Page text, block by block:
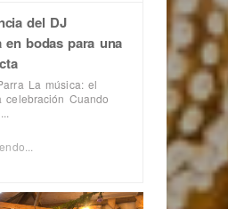
del DJ
en bodas para una
La música: el
celebración Cuando